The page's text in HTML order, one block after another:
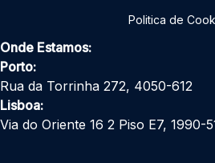
Politica de
Onde Estamos:
Porto:
Rua da Torrinha 272, 4050-612
Lisboa:
Via do Oriente 16 2 Piso E7, 1990-